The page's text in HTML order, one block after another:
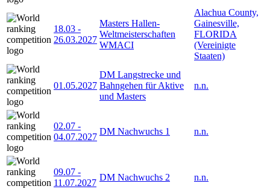
18.03 -
26.03.2027
Masters Hallen-
Weltmeisterschaften
WMACI
Alachua County,
Gainesville,
FLORIDA
(Vereinigte
Staaten)
01.05.2027
DM Langstrecke und
Bahngehen für Aktive
und Masters
n.n.
02.07 -
04.07.2027
DM Nachwuchs 1 n.n.
09.07 -
11.07.2027
DM Nachwuchs 2 n.n.